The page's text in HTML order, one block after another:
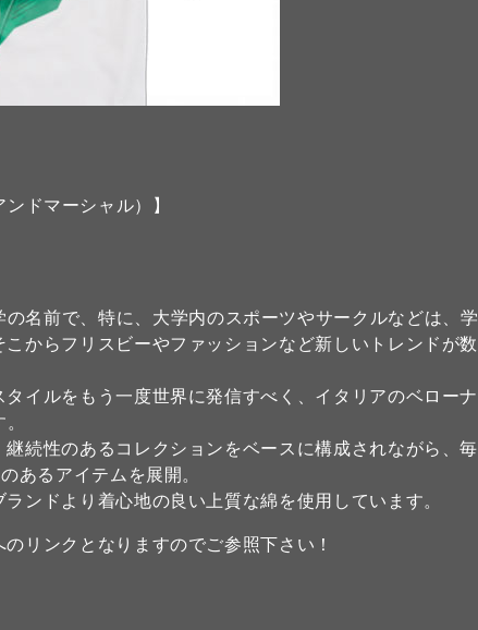
ドマーシャル）】
名前で、特に、大学内のスポーツやサークルなどは、学
からフリスビーやファッションなど新しいトレンドが数
イルをもう一度世界に発信すべく、イタリアのベローナ
続性のあるコレクションをベースに構成されながら、毎
あるアイテムを展開。
ンドより着心地の良い上質な綿を使用しています。
リンクとなりますのでご参照下さい！